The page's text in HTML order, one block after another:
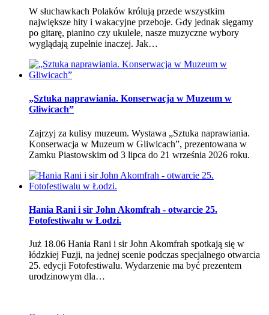
W słuchawkach Polaków królują przede wszystkim
największe hity i wakacyjne przeboje. Gdy jednak sięgamy
po gitarę, pianino czy ukulele, nasze muzyczne wybory
wyglądają zupełnie inaczej. Jak…
„Sztuka naprawiania. Konserwacja w Muzeum w
Gliwicach”
Zajrzyj za kulisy muzeum. Wystawa „Sztuka naprawiania.
Konserwacja w Muzeum w Gliwicach”, prezentowana w
Zamku Piastowskim od 3 lipca do 21 września 2026 roku.
Hania Rani i sir John Akomfrah - otwarcie 25.
Fotofestiwalu w Łodzi.
Już 18.06 Hania Rani i sir John Akomfrah spotkają się w
łódzkiej Fuzji, na jednej scenie podczas specjalnego otwarcia
25. edycji Fotofestiwalu. Wydarzenie ma być prezentem
urodzinowym dla…